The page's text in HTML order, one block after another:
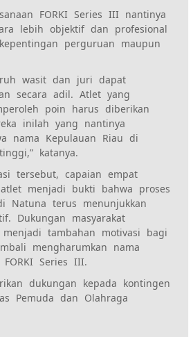
FORKI Series III nantinya
lebih objektif dan profesional
perguruan maupun
wasit dan juri dapat
secara adil. Atlet yang
poin harus diberikan
inilah yang nantinya
nama Kepulauan Riau di
katanya.
tersebut, capaian empat
menjadi bukti bahwa proses
Natuna terus menunjukkan
Dukungan masyarakat
tambahan motivasi bagi
mengharumkan nama
Series III.
dukungan kepada kontingen
Pemuda dan Olahraga